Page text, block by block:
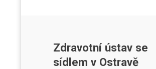
Zdravotní ústav se
sídlem v Ostravě